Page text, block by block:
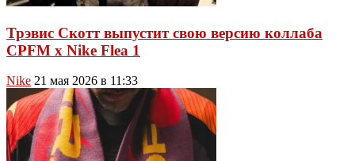
Трэвис Скотт выпустит свою версию коллаба
CPFM x Nike Flea 1
Nike 21 мая 2026 в 11:33